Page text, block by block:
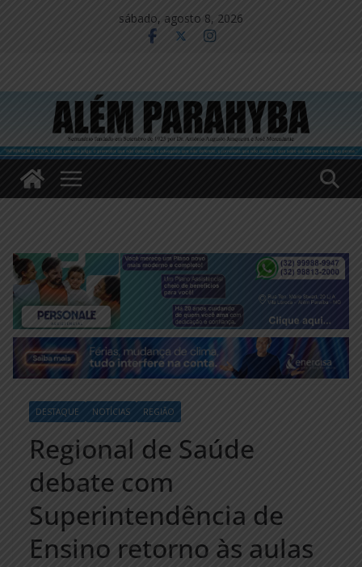
sábado, agosto 8, 2026
DESTAQUE NOTÍCIAS REGIÃO
Regional de Saúde
debate com
Superintendência de
Ensino retorno às aulas